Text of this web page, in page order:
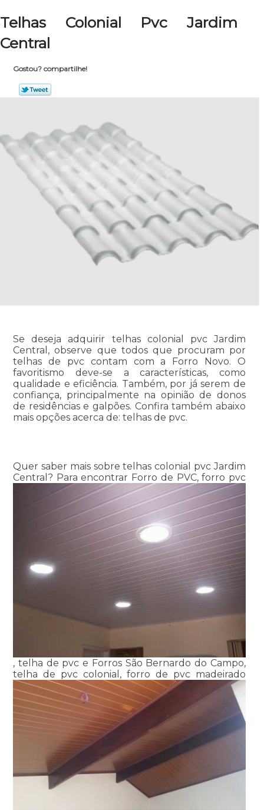
Telhas Colonial Pvc Jardim
Central
Gostou? compartilhe!
Se deseja adquirir telhas colonial pvc Jardim
Central, observe que todos que procuram por
telhas de pvc contam com a Forro Novo. O
favoritismo deve-se a características, como
qualidade e eficiência. Também, por já serem de
confiança, principalmente na opinião de donos
de residências e galpões. Confira também abaixo
mais opções acerca de: telhas de pvc.
Quer saber mais sobre telhas colonial pvc Jardim
Central? Para encontrar Forro de PVC, forro pvc
, telha de pvc e Forros São Bernardo do Campo,
telha de pvc colonial, forro de pvc madeirado